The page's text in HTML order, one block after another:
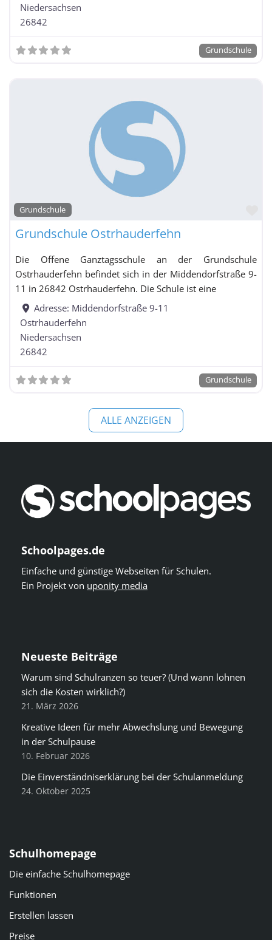
Kooperative Gesamtschule mit Grundschulzweig
nach Schuljahrgängen gegliedert
Niedersachsen
26842
Grundschule
Grundschule
Grundschule Ostrhauderfehn
Die Offene Ganztagsschule an der Grundschule
Ostrhauderfehn befindet sich in der Middendorfstraße 9-
11 in 26842 Ostrhauderfehn. Die Schule ist eine
Adresse: Middendorfstraße 9-11
Ostrhauderfehn
Niedersachsen
26842
Grundschule
ALLE ANZEIGEN
Schoolpages.de
Einfache und günstige Webseiten für Schulen.
Ein Projekt von uponity media
Neueste Beiträge
Warum sind Schulranzen so teuer? (Und wann lohnen
sich die Kosten wirklich?)
21. März 2026
Kreative Ideen für mehr Abwechslung und Bewegung
in der Schulpause
10. Februar 2026
Die Einverständniserklärung bei der Schulanmeldung
24. Oktober 2025
Schulhomepage
Die einfache Schulhomepage
Funktionen
Erstellen lassen
Preise